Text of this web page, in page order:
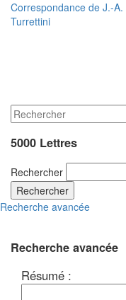
Correspondance de J.-A.
Turrettini
5000 Lettres
Rechercher
Rechercher
Recherche avancée
Recherche avancée
Résumé :